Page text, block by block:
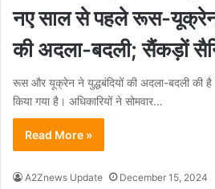
नए साल से पहले रूस-यूक्रेन
की अदला-बदली; सैंकड़ों
रूस और यूक्रेन ने युद्धबंदियों की अदला-बदली की है
किया गया है। अधिकारियों ने सोमवार…
Read More »
A2Znews Update December 15, 2024